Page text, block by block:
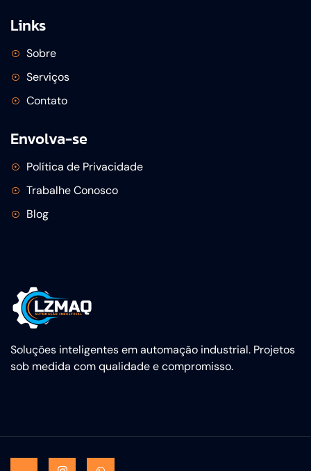
Soluções inteligentes em automação industrial. Projetos
sob medida com qualidade e compromisso.
Links
Sobre
Serviços
Contato
Envolva-se
Política de Privacidade
Trabalhe Conosco
Blog